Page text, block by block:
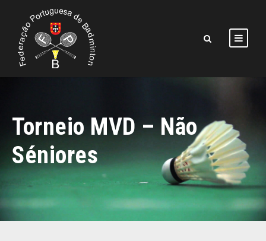
Torneio MVD – Não
Séniores